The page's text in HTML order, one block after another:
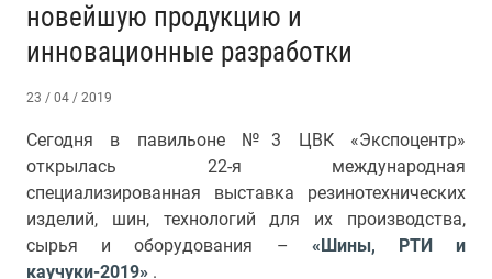
новейшую продукцию и
инновационные разработки
23 / 04 / 2019
Сегодня в павильоне №3 ЦВК «Экспоцентр»
открылась 22-я международная
специализированная выставка резинотехнических
изделий, шин, технологий для их производства,
сырья и оборудования – «Шины, РТИ и
каучуки-2019» .